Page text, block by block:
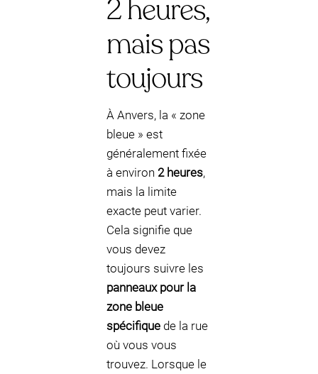
2 heures,
mais pas
toujours
À Anvers, la « zone
bleue » est
généralement fixée
à environ 2 heures,
mais la limite
exacte peut varier.
Cela signifie que
vous devez
toujours suivre les
panneaux pour la
zone bleue
spécifique de la rue
où vous vous
trouvez. Lorsque le